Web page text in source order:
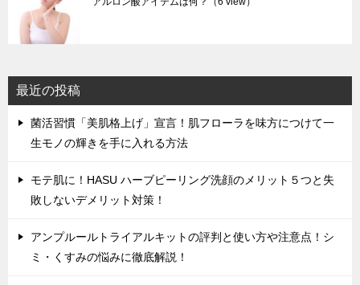
最近の投稿
菌活習慣「美肌格上げ」宣言！肌フローラを味方につけて一
生モノの輝きを手に入れる方法
モテ肌に！HASU ハーブピーリング洗顔のメリット５つと失
敗しないデメリット対策！
アンプルールトライアルキットの評判と使い方や注意点！シ
ミ・くすみの悩みに徹底解説！